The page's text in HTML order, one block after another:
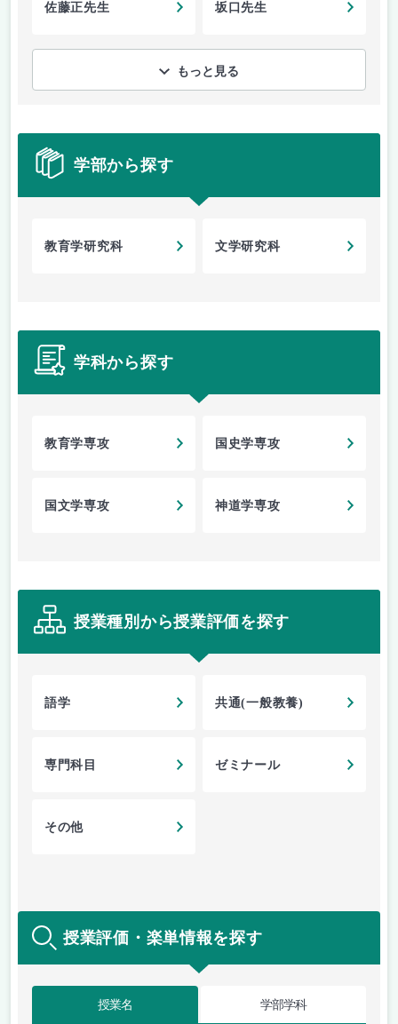
佐藤正先生 坂口先生
もっと見る
学部から探す
教育学研究科 文学研究科
学科から探す
教育学専攻 国史学専攻
国文学専攻 神道学専攻
授業種別から授業評価を探す
語学 共通(一般教養)
専門科目 ゼミナール
その他
授業評価・楽単情報を探す
授業名 学部学科